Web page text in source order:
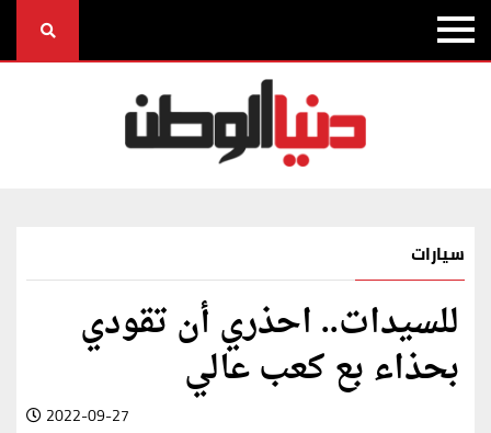
سيارات
للسيدات.. احذري أن تقودي
بحذاء بع كعب عالي
2022-09-27